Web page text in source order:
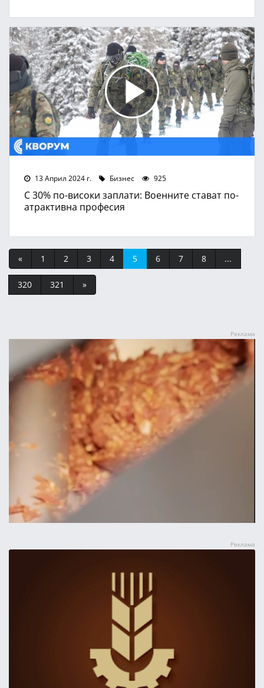
13 Април 2024 г. Бизнес 925
С 30% по-високи заплати: Военните стават по-
атрактивна професия
« 1 2 3 4 5 6 7 8 ...
320 321 »